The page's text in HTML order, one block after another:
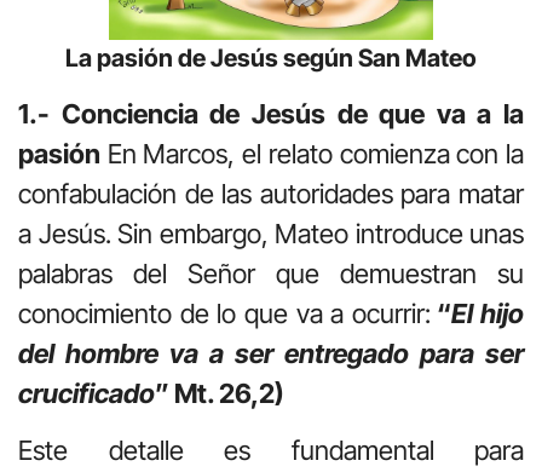
La pasión de Jesús según San Mateo
1.- Conciencia de Jesús de que va a la
pasión En Marcos, el relato comienza con la
confabulación de las autoridades para matar
a Jesús. Sin embargo, Mateo introduce unas
palabras del Señor que demuestran su
conocimiento de lo que va a ocurrir: “El hijo
del hombre va a ser entregado para ser
crucificado” Mt. 26,2)
Este detalle es fundamental para